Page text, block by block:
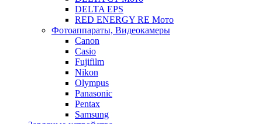
DELTA EPS
RED ENERGY RE Мото
Фотоаппараты, Видеокамеры
Canon
Casio
Fujifilm
Nikon
Olympus
Panasonic
Pentax
Samsung